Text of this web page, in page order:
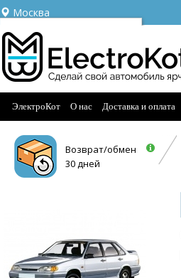
Москва
Ваш город —
Угадали?
ЭлектроКот О нас Доставка и оплата
Возврат/обмен
30 дней